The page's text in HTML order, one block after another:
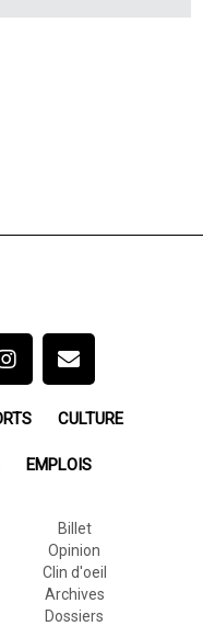
CULTURE
EMPLOIS
Billet
Opinion
Clin d'oeil
Archives
Dossiers